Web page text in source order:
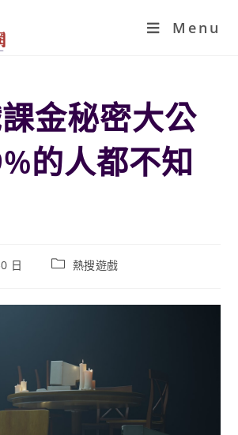
Menu
金秘密大公
的人都不知
日 熱搜遊戲